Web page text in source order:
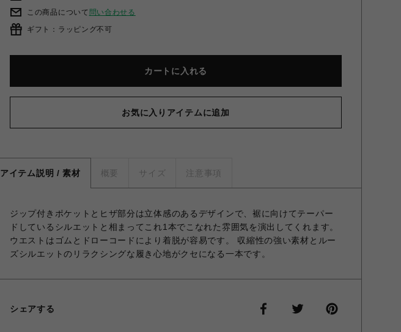
この商品について 問い合わせる
ギフト：ラッピング不可
カートに入れる
お気に入りアイテムに追加
アイテム説明 / 素材 概要 サイズ 注意事項
ジップ付きポケットとヒザ部分は立体感のあるデザインで、裾に向けてテーパー
ドしているシルエットと相まってこれ1本でこなれた雰囲気を演出してくれます。
ウエストはゴムとドローコードにより着脱が容易です。 収縮性の強い素材とルー
ズシルエットのリラクシングな履き心地がクセになる一本です。
シェアする